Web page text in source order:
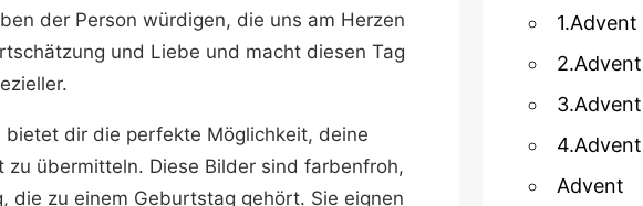
der Person würdigen, die uns am Herzen
und Liebe und macht diesen Tag
dir die perfekte Möglichkeit, deine
übermitteln. Diese Bilder sind farbenfroh,
zu einem Geburtstag gehört. Sie eignen
1.Advent
2.Advent
3.Advent
4.Advent
Advent